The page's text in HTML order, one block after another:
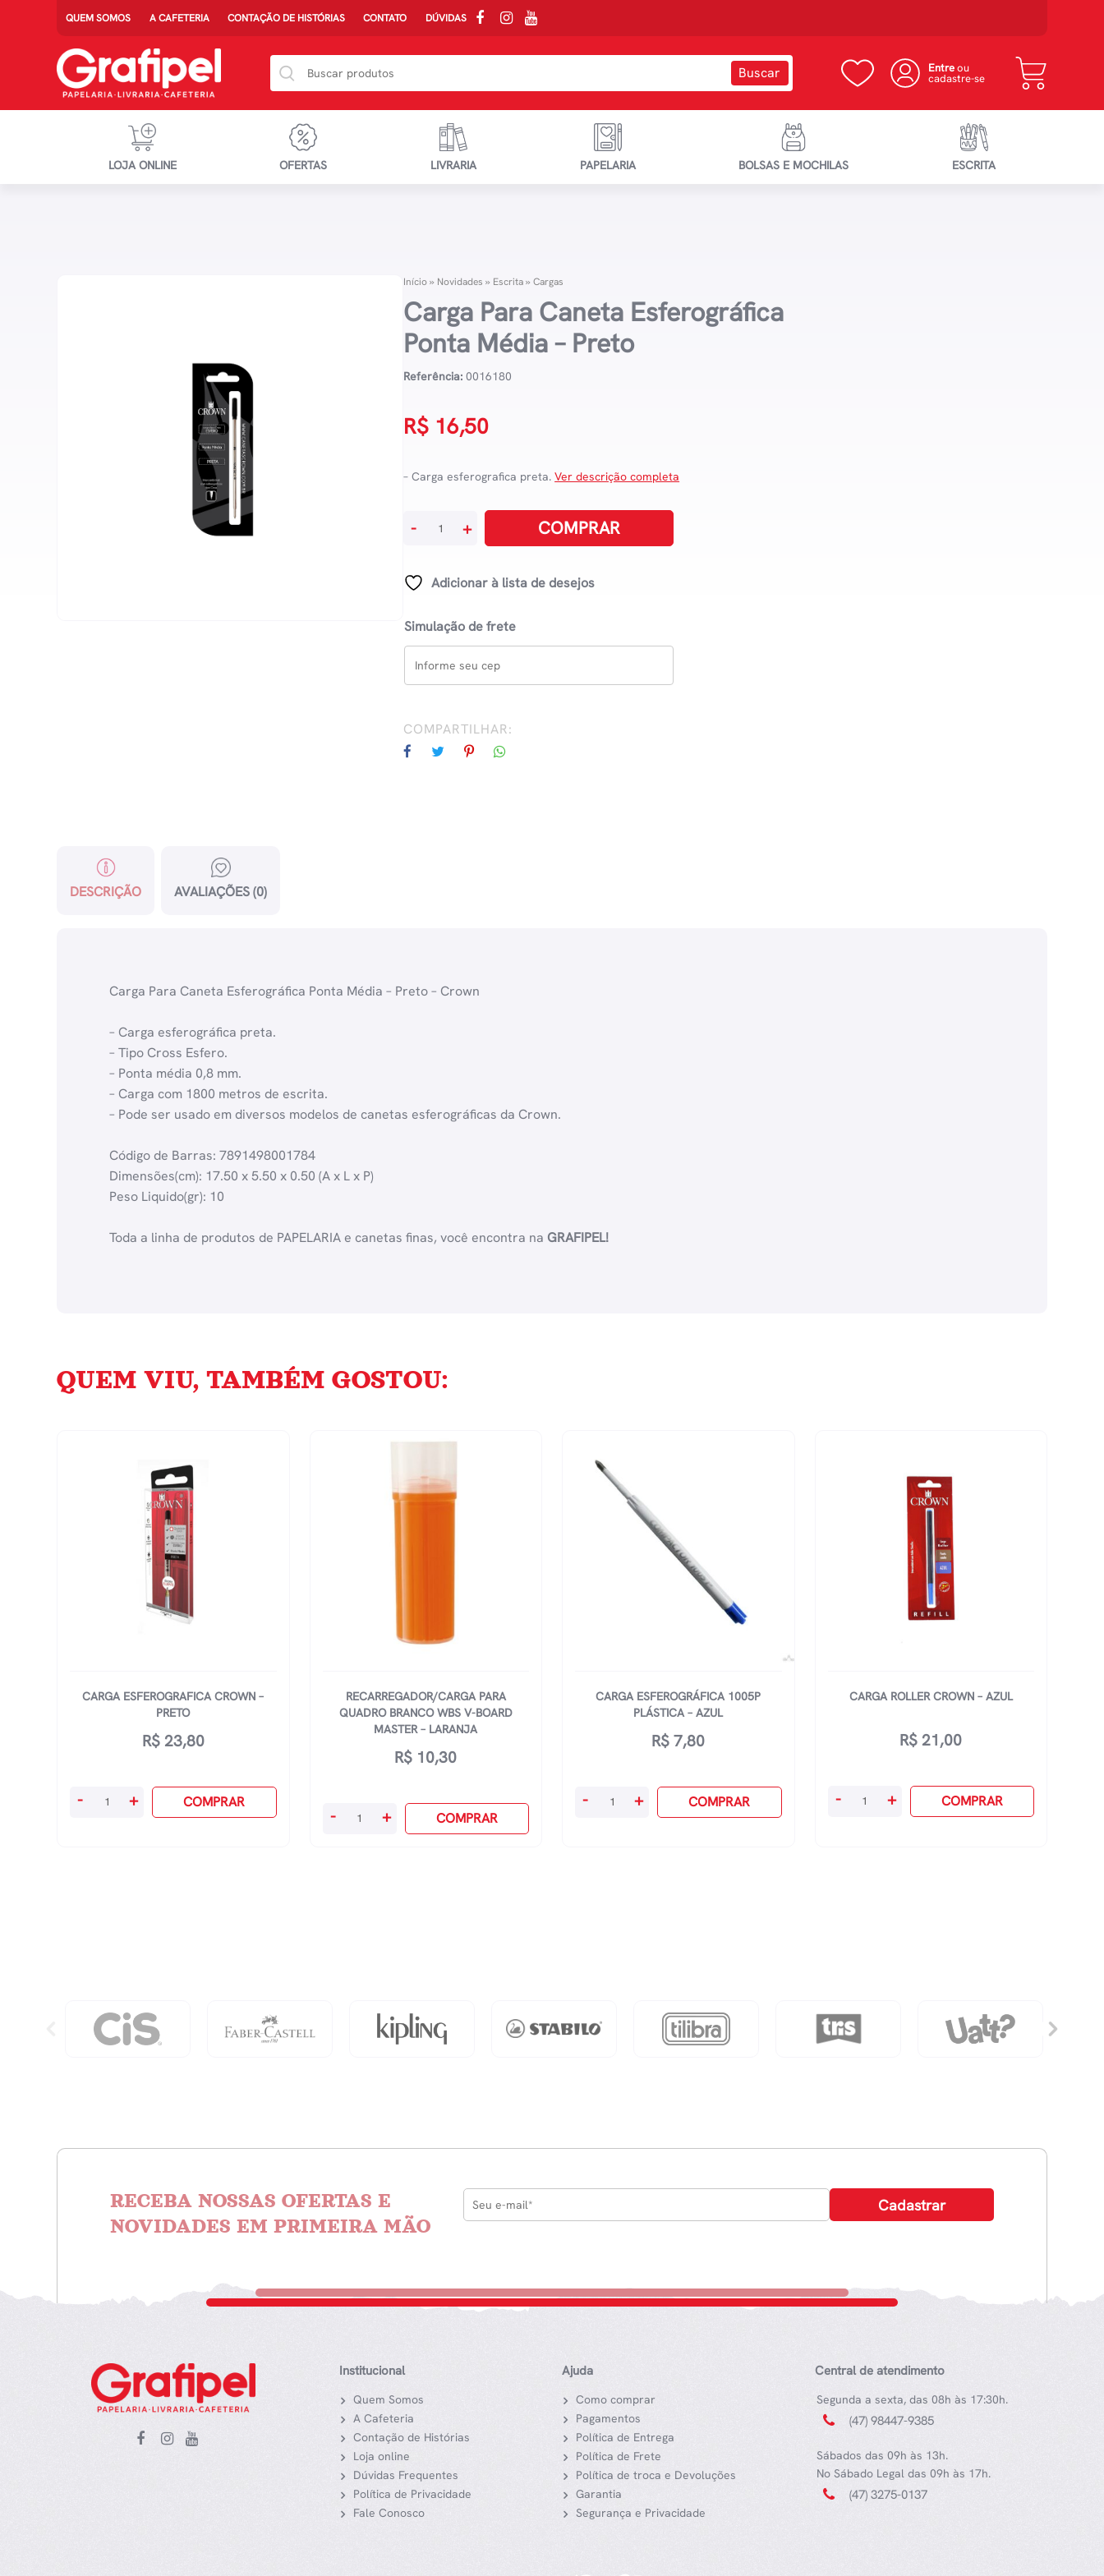
QUEM SOMOS A CAFETERIA CONTAÇÃO DE HISTÓRIAS CONTATO DÚVIDAS
Entreou
cadastre-se
LOJA ONLINE OFERTAS LIVRARIA PAPELARIA BOLSAS E MOCHILAS ESCRITA
Início» Novidades » Escrita»Cargas
Carga Para Caneta Esferográfica
Ponta Média – Preto
Referência: 0016180
R$ 16,50
– Carga esferografica preta.Ver descrição completa
Esferográfica
Média
-
Preto
quantidade
- + COMPRAR
Adicionar à lista de desejos
Simulação de frete
COMPARTILHAR:
DESCRIÇÃO AVALIAÇÕES (0)
Carga Para Caneta Esferográfica Ponta Média – Preto – Crown
– Carga esferográfica preta.
– Tipo Cross Esfero.
– Ponta média 0,8 mm.
– Carga com 1800 metros de escrita.
– Pode ser usado em diversos modelos de canetas esferográficas da Crown.
Código de Barras: 7891498001784
Dimensões(cm): 17.50 x 5.50 x 0.50 (A x L x P)
Peso Liquido(gr): 10
Toda a linha de produtos de PAPELARIA e canetas finas, você encontra na GRAFIPEL!
QUEM VIU, TAMBÉM GOSTOU:
CARGA ESFEROGRAFICA CROWN –
PRETO
R$23,80
Carga
- + COMPRAR
RECARREGADOR/CARGA PARA
QUADRO BRANCO WBS V-BOARD
MASTER – LARANJA
R$ 10,30
Recarregador/Carga
quantidade
- + COMPRAR
CARGA ESFEROGRÁFICA 1005P
PLÁSTICA – AZUL
R$ 7,80
Carga
- + COMPRAR
CARGA ROLLER CROWN – AZUL
R$ 21,00
Carga
- + COMPRAR
RECEBA NOSSAS OFERTAS E
NOVIDADES EM PRIMEIRA MÃO
Institucional
Quem Somos
A Cafeteria
Contação de Histórias
Loja online
Dúvidas Frequentes
Política de Privacidade
Fale Conosco
Ajuda
Como comprar
Pagamentos
Política de Entrega
Política de Frete
Política de troca e Devoluções
Garantia
Segurança e Privacidade
Central de atendimento
Segunda a sexta, das 08h às 17:30h.
(47) 98447-9385
Sábados das 09h às 13h.
No Sábado Legal das 09h às 17h.
(47) 3275-0137